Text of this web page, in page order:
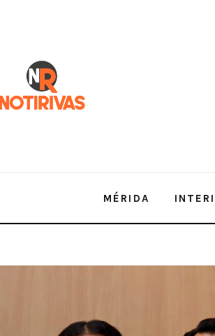
MÉRIDA
DE CALIDAD Y SEIS NUEVOS